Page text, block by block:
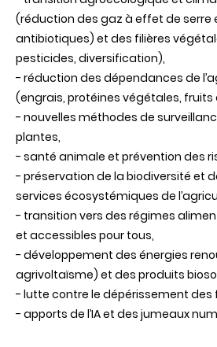
(réduction des gaz à effet de serre
antibiotiques) et des filières
pesticides, diversification),
- réduction des dépendances de
(engrais, protéines végétales, fruits
- nouvelles méthodes de
plantes,
- santé animale et prévention des
- préservation de la biodiversité et
services écosystémiques de
- transition vers des régimes
et accessibles pour tous,
- développement des énergies
agrivoltaïsme) et des produits
- lutte contre le dépérissement des
- apports de l’IA et des jumeaux